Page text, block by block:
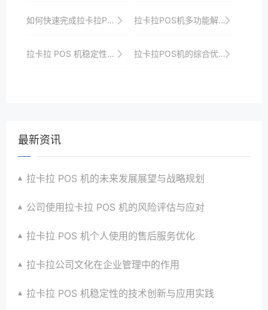
如何快速完成拉卡拉POS机申请，提升支付效率 拉卡拉POS机多功能解析，满足多样化支付需求
拉卡拉 POS 机稳定性在不同环境下的表现 拉卡拉POS机的综合优势评估与市场竞争力提升
最新资讯
拉卡拉 POS 机的未来发展展望与战略规划
公司使用拉卡拉 POS 机的风险评估与应对
拉卡拉 POS 机个人使用的售后服务优化
拉卡拉公司文化在企业管理中的作用
拉卡拉 POS 机稳定性的技术创新与应用实践